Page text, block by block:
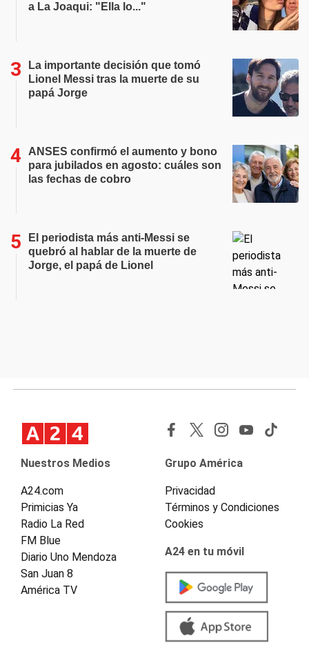
a La Joaqui: "Ella lo..."
La importante decisión que tomó
Lionel Messi tras la muerte de su
papá Jorge
ANSES confirmó el aumento y bono
para jubilados en agosto: cuáles son
las fechas de cobro
El periodista más anti-Messi se
quebró al hablar de la muerte de
Jorge, el papá de Lionel
Nuestros Medios
A24.com
Primicias Ya
Radio La Red
FM Blue
Diario Uno Mendoza
San Juan 8
América TV
Grupo América
Privacidad
Términos y Condiciones
Cookies
A24 en tu móvil